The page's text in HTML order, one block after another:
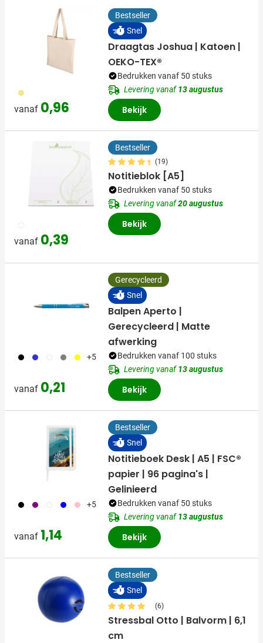
013
vanaf 0,96
Bestseller
Snel
Draagtas Joshua | Katoen |
OEKO-TEX®
Bedrukken vanaf 50 stuks
Levering vanaf13 augustus
Bekijk
002
vanaf 0,39
Bestseller
(19)
Notitieblok [A5]
Bedrukken vanaf 50 stuks
Levering vanaf20 augustus
Bekijk
001 023 002 003 006 +5
vanaf 0,21
Gerecycleerd
Snel
Balpen Aperto |
Gerecycleerd | Matte
afwerking
Bedrukken vanaf 100 stuks
Levering vanaf13 augustus
Bekijk
001 024 002 005 017 +5
vanaf 1,14
Bestseller
Snel
Notitieboek Desk | A5 | FSC®
papier | 96 pagina's |
Gelinieerd
Bedrukken vanaf 50 stuks
Levering vanaf13 augustus
Bekijk
Bestseller
Snel
(6)
Stressbal Otto | Balvorm | 6,1
cm